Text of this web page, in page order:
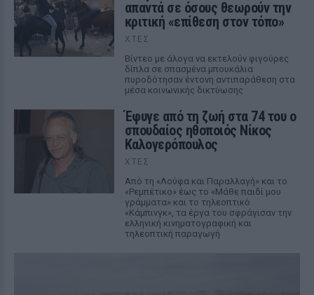
απαντά σε όσους θεωρούν την
κριτική «επίθεση στον τόπο»
ΧΤΕΣ
Βίντεο με άλογα να εκτελούν φιγούρες
δίπλα σε σπασμένα μπουκάλια
πυροδότησαν έντονη αντιπαράθεση στα
μέσα κοινωνικής δικτύωσης
Έφυγε από τη ζωή στα 74 του ο
σπουδαίος ηθοποιός Νίκος
Καλογερόπουλος
ΧΤΕΣ
Από τη «Λούφα και Παραλλαγή» και το
«Ρεμπέτικο» έως το «Μάθε παιδί μου
γράμματα» και το τηλεοπτικό
«Κάμπινγκ», τα έργα του σφράγισαν την
ελληνική κινηματογραφική και
τηλεοπτική παραγωγή